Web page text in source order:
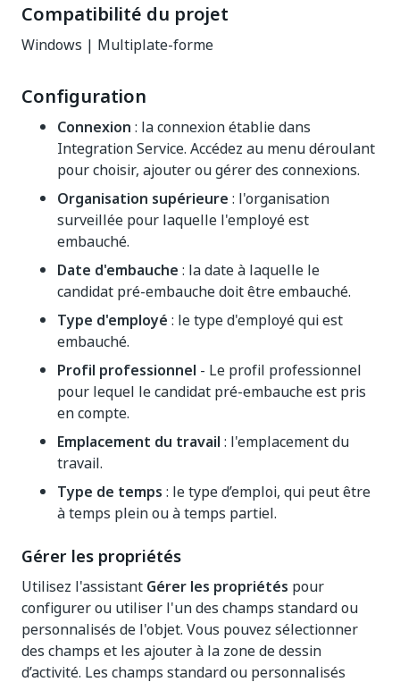
Compatibilité du projet
Windows | Multiplate-forme
Configuration
Connexion : la connexion établie dans
Integration Service. Accédez au menu déroulant
pour choisir, ajouter ou gérer des connexions.
Organisation supérieure : l'organisation
surveillée pour laquelle l'employé est
embauché.
Date d'embauche : la date à laquelle le
candidat pré-embauche doit être embauché.
Type d'employé : le type d'employé qui est
embauché.
Profil professionnel - Le profil professionnel
pour lequel le candidat pré-embauche est pris
en compte.
Emplacement du travail : l'emplacement du
travail.
Type de temps : le type d’emploi, qui peut être
à temps plein ou à temps partiel.
Gérer les propriétés
Utilisez l'assistant Gérer les propriétés pour
configurer ou utiliser l'un des champs standard ou
personnalisés de l'objet. Vous pouvez sélectionner
des champs et les ajouter à la zone de dessin
d’activité. Les champs standard ou personnalisés